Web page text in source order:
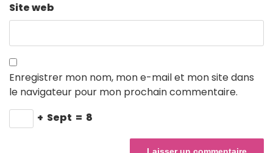
Site web
Enregistrer mon nom, mon e-mail et mon site dans
le navigateur pour mon prochain commentaire.
+ Sept = 8